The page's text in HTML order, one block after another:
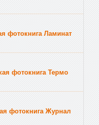
фотокнига Ламинат
фотокнига Термо
фотокнига Журнал